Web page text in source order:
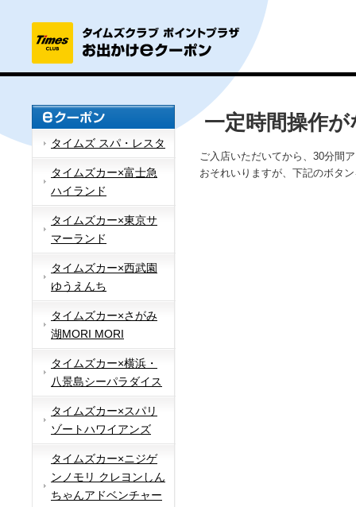
タイムズ スパ・レスタ
タイムズカー×富士急
ハイランド
タイムズカー×東京サ
マーランド
タイムズカー×西武園
ゆうえんち
タイムズカー×さがみ
湖MORI MORI
タイムズカー×横浜・
八景島シーパラダイス
タイムズカー×スパリ
ゾートハワイアンズ
タイムズカー×ニジゲ
ンノモリ クレヨンしん
ちゃんアドベンチャー
一定時間操作
ご入店いただいてから、30分間
おそれいりますが、下記のボタ